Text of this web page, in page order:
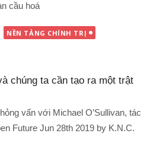
cầu hoá
NỀN TẢNG CHÍNH TRỊ
chúng ta cần tạo ra một trật
vấn với Michael O’Sullivan, tác
Future Jun 28th 2019 by K.N.C.